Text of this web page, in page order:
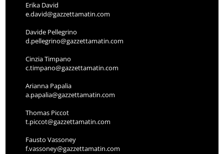
Erika David
e.david@gazzettamatin.com
Davide Pellegrino
d.pellegrino@gazzettamatin.com
Cinzia Timpano
c.timpano@gazzettamatin.com
Arianna Papalia
a.papalia@gazzettamatin.com
Thomas Piccot
t.piccot@gazzettamatin.com
Fausto Vassoney
f.vassoney@gazzettamatin.com